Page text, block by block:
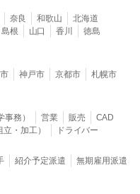
奈良 和歌山
北海道
島根 山口 香川
徳島
神戸市 京都市
札幌市
務） 営業 販売
CAD
・加工） ドライバー
紹介予定派遣
無期雇用派遣